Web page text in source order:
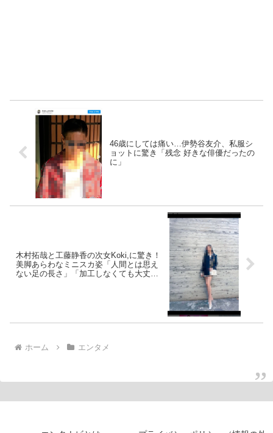
46歳にしては痛い…伊勢谷友介、私服シ
ョットに驚き「残念 好きな俳優だったの
に」
木村拓哉と工藤静香の次女Koki,に驚き！
美脚あらわなミニスカ姿「人間とは思え
ない足の長さ」「加工しなくても大丈
ホーム エンタメ